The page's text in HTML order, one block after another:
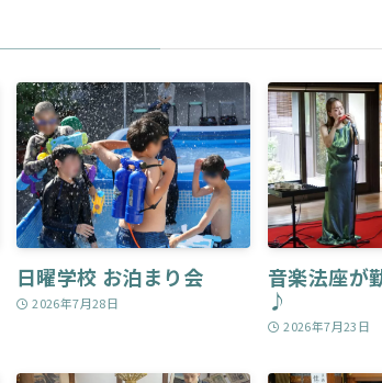
日曜学校 お泊まり会
2026年7月28日
音楽法座が
♪
2026年7月23日